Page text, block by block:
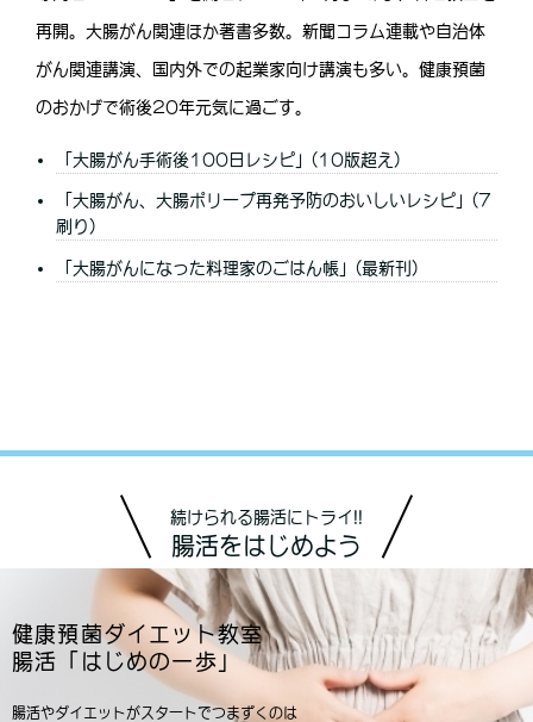
再開。大腸がん関連ほか著書多数。新聞コラム連載や自治体
がん関連講演、国内外での起業家向け講演も多い。健康預菌
のおかげで術後20年元気に過ごす。
「大腸がん手術後100日レシピ」(10版超え)
「大腸がん、大腸ポリープ再発予防のおいしいレシピ」(7
刷り)
「大腸がんになった料理家のごはん帳」(最新刊)
続けられる腸活にトライ!!
腸活をはじめよう
健康預菌ダイエット教室
腸活「はじめの一歩」
腸活やダイエットがスタートでつまずくのは